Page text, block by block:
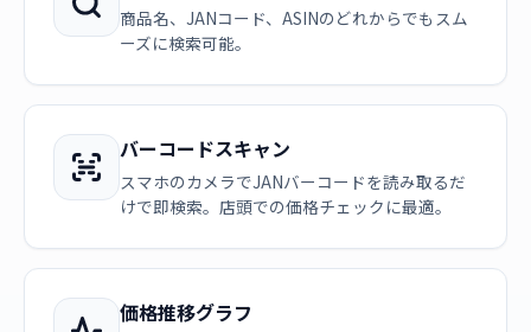
商品名、JANコード、ASINのどれからでもスム
ーズに検索可能。
バーコードスキャン
スマホのカメラでJANバーコードを読み取るだ
けで即検索。店頭での価格チェックに最適。
価格推移グラフ